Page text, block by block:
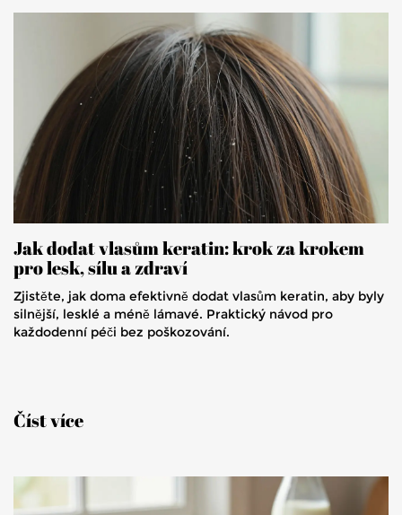
Jak dodat vlasům keratin: krok za krokem
pro lesk, sílu a zdraví
Zjistěte, jak doma efektivně dodat vlasům keratin, aby byly
silnější, lesklé a méně lámavé. Praktický návod pro
každodenní péči bez poškozování.
Číst více